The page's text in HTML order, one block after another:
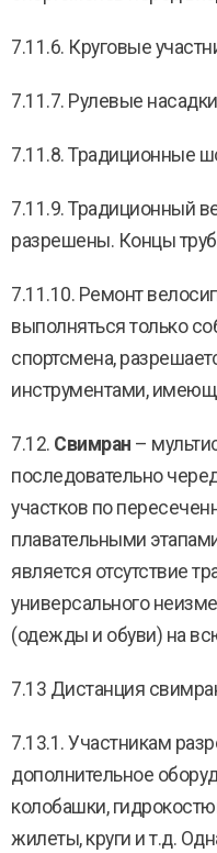
7.11.6. Круговые
7.11.7. Рулевые
7.11.8. Традиционные
7.11.9. Традиционный
разрешены. Концы
7.11.10. Ремонт
выполняться только
спортсмена,
инструментами,
7.12. Свимран –
последовательно
участков по
плавательными
является отсутствие
универсального
(одежды и обуви) на
7.13 Дистанция
7.13.1. Участникам
дополнительное
колобашки,
жилеты, круги и т.д.